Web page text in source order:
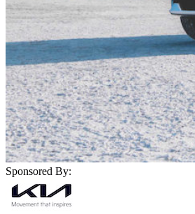
Sponsored By: